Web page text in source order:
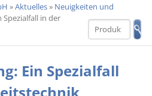
»Aktuelles» Neuigkeiten und
Spezialfall in der
Ein Spezialfall